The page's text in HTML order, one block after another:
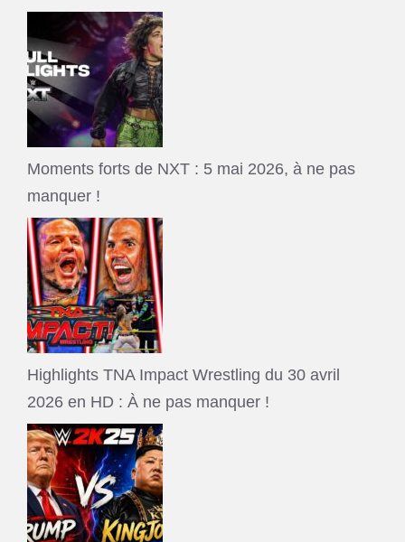
Moments forts de NXT : 5 mai 2026, à ne pas
manquer !
Highlights TNA Impact Wrestling du 30 avril
2026 en HD : À ne pas manquer !